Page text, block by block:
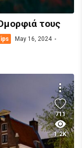
τους
May 16, 2024
711
1.2K